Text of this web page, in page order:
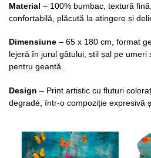
Material – 100% bumbac, textură
confortabilă, plăcută la atingere și
Dimensiune – 65 x 180 cm, format
lejeră în jurul gâtului, stil șal pe umeri
pentru geantă.
Design – Print artistic cu fluturi
degradé, într-o compoziție expresivă